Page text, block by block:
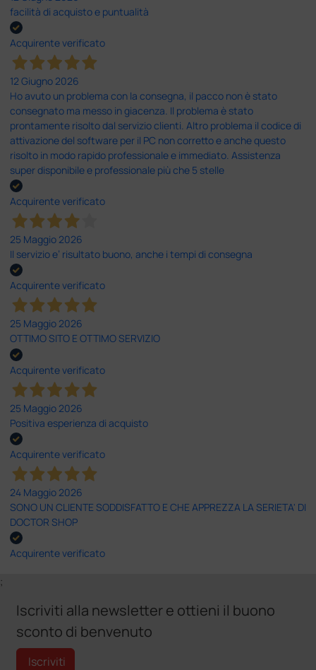
facilità di acquisto e puntualità
Acquirente verificato
12 Giugno 2026
Ho avuto un problema con la consegna, il pacco non è stato
consegnato ma messo in giacenza. Il problema è stato
prontamente risolto dal servizio clienti. Altro problema il codice di
attivazione del software per il PC non corretto e anche questo
risolto in modo rapido professionale e immediato. Assistenza
super disponibile e professionale più che 5 stelle
Acquirente verificato
25 Maggio 2026
Il servizio e’ risultato buono, anche i tempi di consegna
Acquirente verificato
25 Maggio 2026
OTTIMO SITO E OTTIMO SERVIZIO
Acquirente verificato
25 Maggio 2026
Positiva esperienza di acquisto
Acquirente verificato
24 Maggio 2026
SONO UN CLIENTE SODDISFATTO E CHE APPREZZA LA SERIETA' DI
DOCTOR SHOP
Acquirente verificato
;
Iscriviti alla newsletter e ottieni il buono
sconto di benvenuto
Iscriviti